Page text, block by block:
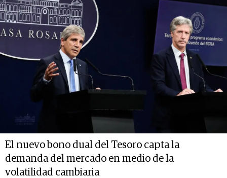
El nuevo bono dual del Tesoro capta la
demanda del mercado en medio de la
volatilidad cambiaria